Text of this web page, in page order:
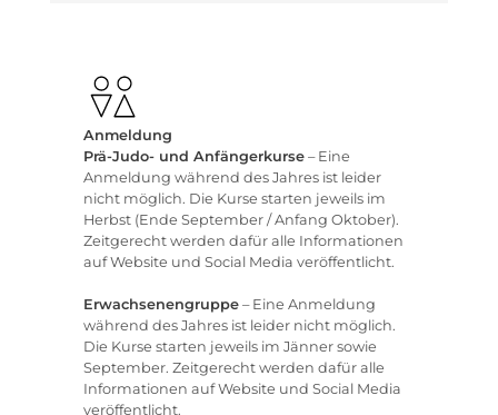
Anmeldung
Prä-Judo- und Anfängerkurse– Eine
Anmeldung während des Jahres ist leider
nicht möglich. Die Kurse starten jeweils im
Herbst (Ende September / Anfang Oktober).
Zeitgerecht werden dafür alle Informationen
auf Website und Social Media veröffentlicht.
Erwachsenengruppe– Eine Anmeldung
während des Jahres ist leider nicht möglich.
Die Kurse starten jeweils im Jänner sowie
September. Zeitgerecht werden dafür alle
Informationen auf Website und Social Media
veröffentlicht.